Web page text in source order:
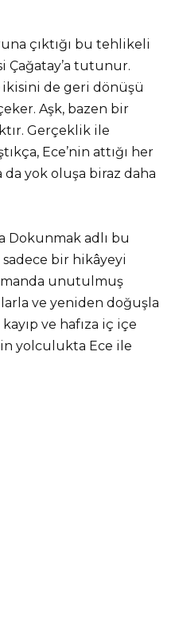
çıktığı bu tehlikeli
Çağatay’a tutunur.
de geri dönüşü
Aşk, bazen bir
Gerçeklik ile
Ece’nin attığı her
yok oluşa biraz daha
Dokunmak adlı bu
sadece bir hikâyeyi
unutulmuş
ve yeniden doğuşla
ve hafıza iç içe
yolculukta Ece ile